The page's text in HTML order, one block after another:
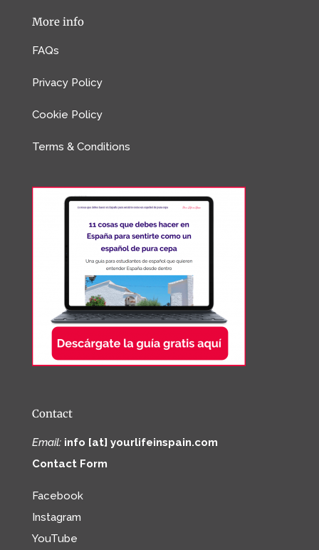
More info
FAQs
Privacy Policy
Cookie Policy
Terms & Conditions
Contact
Email: info [at] yourlifeinspain.com
Contact Form
Facebook
Instagram
YouTube